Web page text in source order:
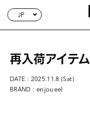
JP
再入荷アイテム
DATE : 2025.11.8 (Sat)
BRAND : enjoueel